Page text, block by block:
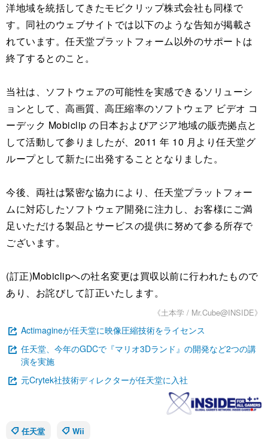
洋地域を統括してきたモビクリップ株式会社も同様で
す。同社のウェブサイトでは以下のような告知が掲載さ
れています。任天堂プラットフォーム以外のサポートは
終了するとのこと。
当社は、ソフトウェアの可能性を実感できるソリューシ
ョンとして、高画質、高圧縮率のソフトウェア ビデオ コ
ーデック Mobiclip の日本およびアジア地域の販売拠点と
して活動して参りましたが、2011 年 10 月より任天堂グ
ループとして新たに出発することとなりました。
今後、両社は緊密な協力により、任天堂プラットフォー
ムに対応したソフトウェア開発に注力し、お客様にご満
足いただける製品とサービスの提供に努めて参る所存で
ございます。
(訂正)Mobiclipへの社名変更は買収以前に行われたもので
あり、お詫びして訂正いたします。
《土本学 / Mr.Cube@INSIDE》
Actimagineが任天堂に映像圧縮技術をライセンス
任天堂、今年のGDCで『マリオ3Dランド』の開発など2つの講
演を実施
元Crytek社技術ディレクターが任天堂に入社
任天堂 Wii